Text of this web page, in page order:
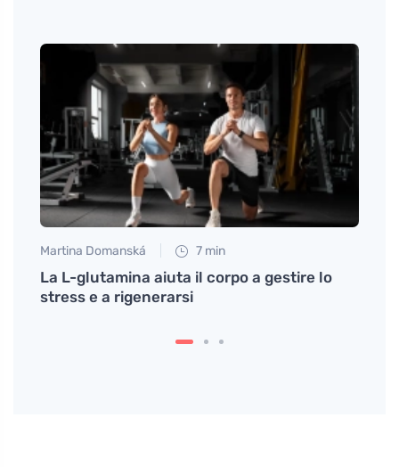
Martina Domanská 7 min
La L-glutamina aiuta il corpo a gestire lo
stress e a rigenerarsi